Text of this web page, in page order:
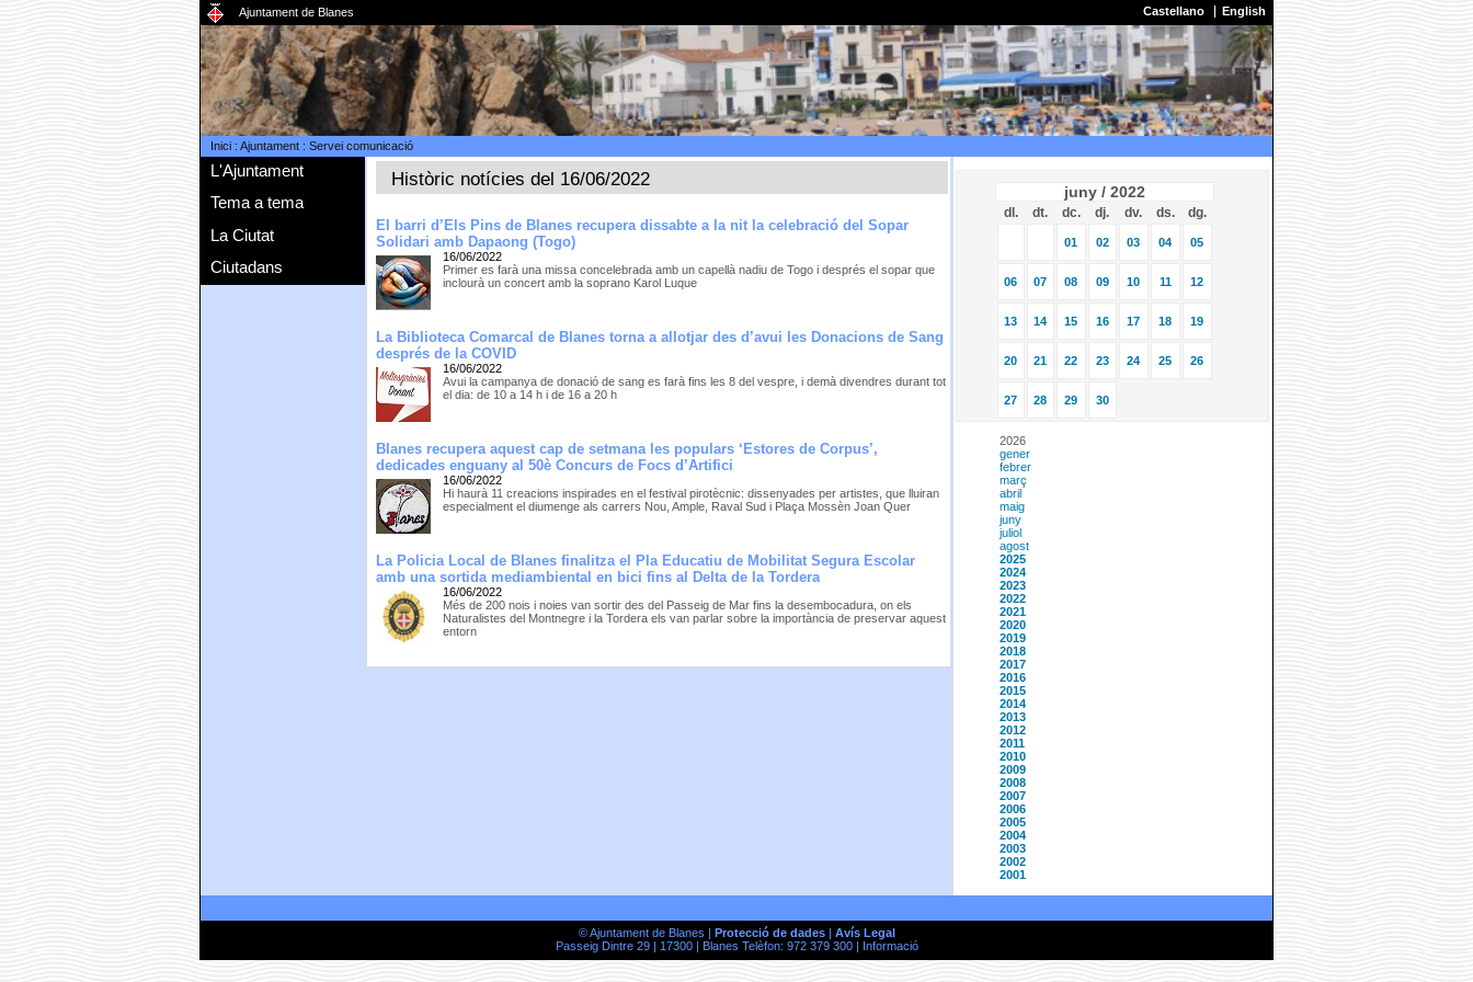
Ajuntament de Blanes Castellano English
Inici: Ajuntament: Servei comunicació
L'Ajuntament
Tema a tema
La Ciutat
Ciutadans
Històric notícies del 16/06/2022
El barri d’Els Pins de Blanes recupera dissabte a la nit la celebració del Sopar
Solidari amb Dapaong (Togo)
16/06/2022
Primer es farà una missa concelebrada amb un capellà nadiu de Togo i després el sopar que
inclourà un concert amb la soprano Karol Luque
La Biblioteca Comarcal de Blanes torna a allotjar des d’avui les Donacions de Sang
després de la COVID
16/06/2022
Avui la campanya de donació de sang es farà fins les 8 del vespre, i demà divendres durant tot
el dia: de 10 a 14 h i de 16 a 20 h
Blanes recupera aquest cap de setmana les populars ‘Estores de Corpus’,
dedicades enguany al 50è Concurs de Focs d’Artifici
16/06/2022
Hi haurà 11 creacions inspirades en el festival pirotècnic: dissenyades per artistes, que lluiran
especialment el diumenge als carrers Nou, Ample, Raval Sud i Plaça Mossèn Joan Quer
La Policia Local de Blanes finalitza el Pla Educatiu de Mobilitat Segura Escolar
amb una sortida mediambiental en bici fins al Delta de la Tordera
16/06/2022
Més de 200 nois i noies van sortir des del Passeig de Mar fins la desembocadura, on els
Naturalistes del Montnegre i la Tordera els van parlar sobre la importància de preservar aquest
entorn
juny / 2022
dl. dt. dc. dj. dv. ds. dg.
01 02 03 04 05
06 07 08 09 10 11 12
13 14 15 16 17 18 19
20 21 22 23 24 25 26
27 28 29 30
2026
gener
febrer
març
abril
maig
juny
juliol
agost
2025
2024
2023
2022
2021
2020
2019
2018
2017
2016
2015
2014
2013
2012
2011
2010
2009
2008
2007
2006
2005
2004
2003
2002
2001
© Ajuntament de Blanes | Protecció de dades| Avís Legal
Passeig Dintre 29 | 17300 | Blanes Telèfon: 972 379 300 |
Informació